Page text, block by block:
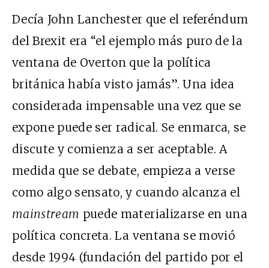
Decía John Lanchester que el referéndum
del Brexit era “el ejemplo más puro de la
ventana de Overton que la política
británica había visto jamás”.Una idea
considerada impensable una vez que se
expone puede ser radical. Se enmarca, se
discute y comienza a ser aceptable. A
medida que se debate, empieza a verse
como algo sensato, y cuando alcanza el
mainstream puede materializarse en una
política concreta. La ventana se movió
desde 1994 (fundación del partido por el